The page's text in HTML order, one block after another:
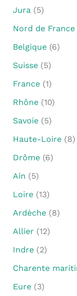
Jura(5)
Nord de France
Belgique(6)
Suisse(5)
France(1)
Rhône(10)
Savoie(5)
Haute-Loire(8)
Drôme(6)
Ain (5)
Loire(13)
Ardèche(8)
Allier (12)
Indre(2)
Charente
Eure(3)